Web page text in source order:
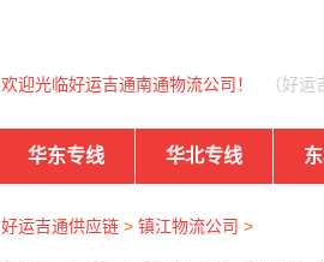
欢迎光临好运吉通南通物流公司！ （好
华东专线 华北专线
好运吉通供应链> 镇江物流公司 >